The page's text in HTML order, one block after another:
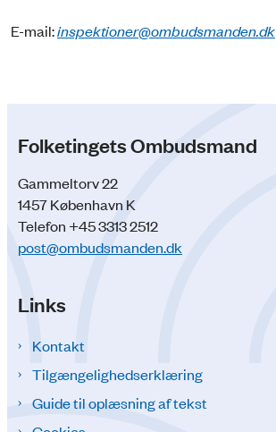
E-mail:inspektioner@ombudsmanden.dk
Folketingets Ombudsmand
Gammeltorv 22
1457 København K
Telefon +45 3313 2512
post@ombudsmanden.dk
Links
Kontakt
Tilgængelighedserklæring
Guide til oplæsning af tekst